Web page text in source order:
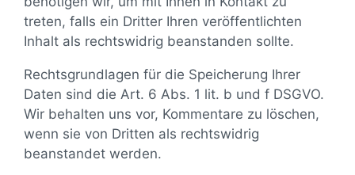
treten, falls ein Dritter Ihren veröffentlichten
Inhalt als rechtswidrig beanstanden sollte.
Rechtsgrundlagen für die Speicherung Ihrer
Daten sind die Art. 6 Abs. 1 lit. b und f DSGVO.
Wir behalten uns vor, Kommentare zu löschen,
wenn sie von Dritten als rechtswidrig
beanstandet werden.